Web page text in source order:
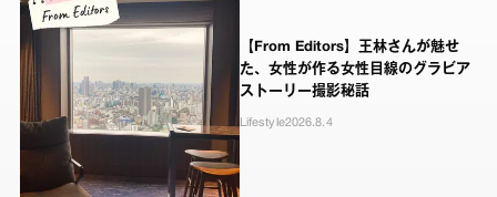
【From Editors】王林さんが魅せ
た、女性が作る女性目線のグラビア
ストーリー撮影秘話
Lifestyle2026.8.4